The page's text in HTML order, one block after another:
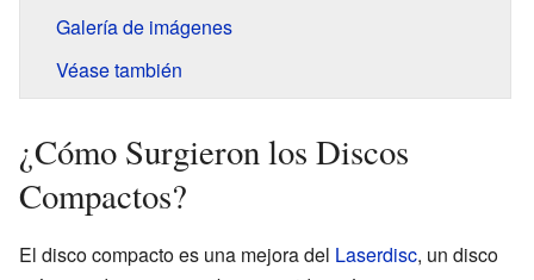
Galería de imágenes
Véase también
¿Cómo Surgieron los Discos
Compactos?
El disco compacto es una mejora del Laserdisc, un disco